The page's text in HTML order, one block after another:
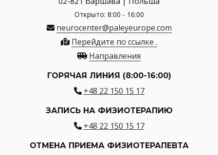
Открыто: 8:00 - 16:00
neurocenter@paleyeurope.com
Перейдите по ссылке .
Направления
ГОРЯЧАЯ ЛИНИЯ (8:00-16:00)
+48 22 150 15 17
ЗАПИСЬ НА ФИЗИОТЕРАПИЮ
+48 22 150 15 17
ОТМЕНА ПРИЕМА ФИЗИОТЕРАПЕВТА